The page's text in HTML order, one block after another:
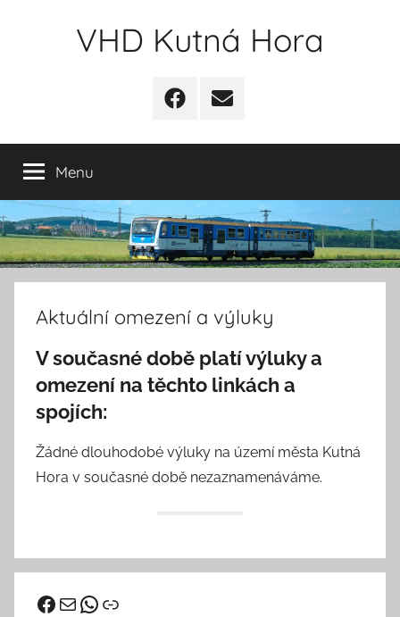
VHD Kutná Hora
Facebook
novinky
Email
Menu
Aktuální omezení a výluky
V současné době platí výluky a
omezení na těchto linkách a
spojích:
Žádné dlouhodobé výluky na území města Kutná
Hora v současné době nezaznamenáváme.
Facebook
vhd@kutnahora.cz
WhatsApp
Odkaz